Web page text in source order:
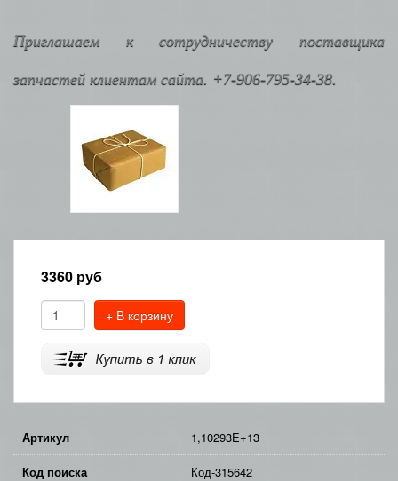
Приглашаем к сотрудничеству поставщика
запчастей клиентам сайта. +7-906-795-34-38.
3360 руб
+ В корзину
Артикул 1,10293E+13
Код поиска Код-315642